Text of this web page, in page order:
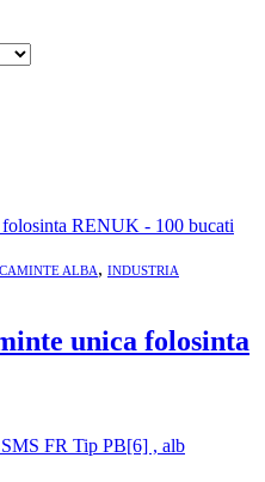
ALBA, INDUSTRIA
unica folosinta